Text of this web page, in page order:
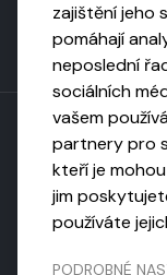
Toto
Uveďte původ,
zajištění jeho
pomáhají
neposlední
sociálních
vašem
partnery pro
kteří je
jim
používáte
PODROBNÉ